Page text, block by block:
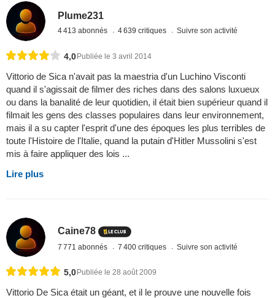
Plume231
4 413 abonnés 4 639 critiques Suivre son activité
4,0Publiée le 3 avril 2014
Vittorio de Sica n'avait pas la maestria d'un Luchino Visconti
quand il s'agissait de filmer des riches dans des salons luxueux
ou dans la banalité de leur quotidien, il était bien supérieur quand il
filmait les gens des classes populaires dans leur environnement,
mais il a su capter l'esprit d'une des époques les plus terribles de
toute l'Histoire de l'Italie, quand la putain d'Hitler Mussolini s'est
mis à faire appliquer des lois ...
Lire plus
Caine78
7 771 abonnés 7 400 critiques Suivre son activité
5,0 Publiée le 28 août 2009
Vittorio De Sica était un géant, et il le prouve une nouvelle fois